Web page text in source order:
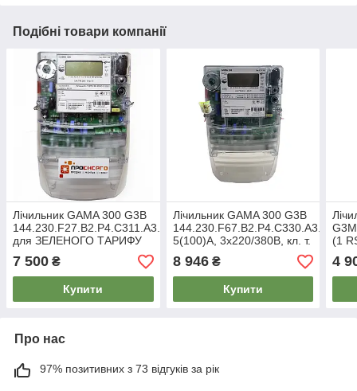
Подібні товари компанії
Лічильник GAMA 300 G3B
144.230.F27.B2.P4.C311.A3.L1
для ЗЕЛЕНОГО ТАРИФУ
5(100)А, А± , 3x220⁄380В,
кл. т. 1
7 500 ₴
Купити
Лічильник GAMA 300 G3B
144.230.F67.B2.P4.C330.A3.L1.М1,
5(100)А, 3x220/380В, кл. т.
1, багатотарифний,
Elgama
8 946₴
Купити
(1
4
Про нас
97% позитивних з 73 відгуків за рік